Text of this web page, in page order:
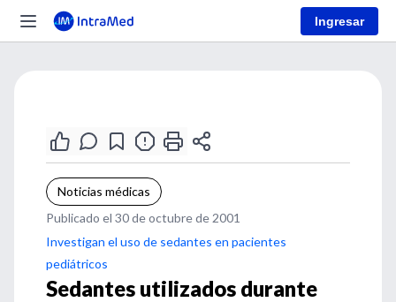
Ingresar
Noticias médicas
Publicado el 30 de octubre de 2001
Investigan el uso de sedantes en pacientes
pediátricos
Sedantes utilizados durante